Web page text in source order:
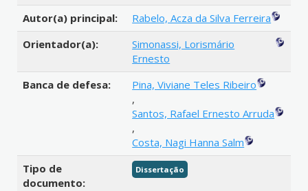
Autor(a) principal:
Rabelo, Acza da Silva Ferreira
Orientador(a):
Simonassi, Lorismário
Ernesto
Banca de defesa:
Pina, Viviane Teles Ribeiro
,
Santos, Rafael Ernesto Arruda
,
Costa, Nagi Hanna Salm
Tipo de
documento:
Dissertação